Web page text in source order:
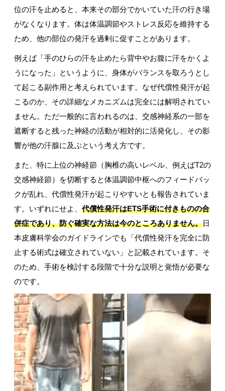
位の汗を止めると、本来その部分でかいていた汗の行き場
がなくなります。体は体温調節やストレス反応を維持する
ため、他の部位の発汗を過剰に促すことがあります。
例えば「手のひらの汗を止めたら背中やお腹に汗をかくよ
うになった」というように、身体がバランスを取ろうとし
て起こる副作用と考えられています。なぜ代償性発汗が起
こるのか、その詳細なメカニズムは完全には解明されてい
ません。ただ一般的に言われるのは、交感神経系の一部を
遮断すると残った神経の活動が相対的に活発化し、その影
響が他の汗腺に及ぶという考え方です。
また、特に上位の神経節（胸椎の高いレベル、例えばT2の
交感神経節）を切断すると体温調節中枢へのフィードバッ
クが乱れ、代償性発汗が起こりやすいとも報告されていま
す。いずれにせよ、 代償性発汗はETS手術に付きものの合
併症であり、防ぐ確実な方法は今のところありません。日
本皮膚科学会のガイドラインでも「代償性発汗を完全に防
止する術式は確立されていない」と記載されています。そ
のため、手術を検討する段階で十分な説明と覚悟が必要な
のです。